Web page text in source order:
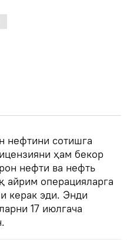
сотишга
ҳам бекор
нефти ва нефть
айрим операцияларга
керак эди. Энди
17 июлгача